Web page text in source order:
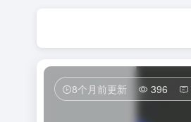
8个月前更新 396